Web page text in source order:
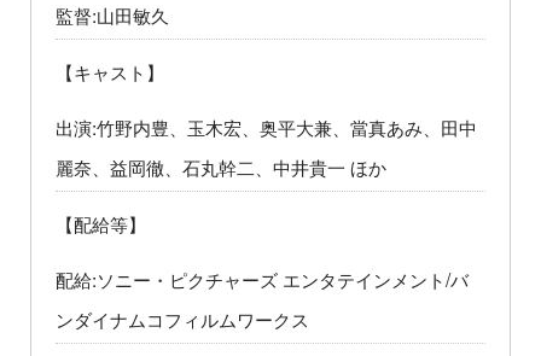
監督:山田敏久
【キャスト】
出演:竹野内豊、玉木宏、奥平大兼、當真あみ、田中
麗奈、益岡徹、石丸幹二、中井貴一 ほか
【配給等】
配給:ソニー・ピクチャーズ エンタテインメント/バ
ンダイナムコフィルムワークス